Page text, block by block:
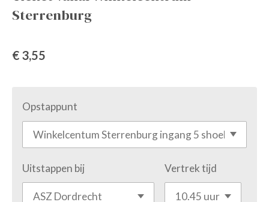
Sterrenburg
€ 3,55
Opstappunt
Uitstappen bij Vertrek tijd